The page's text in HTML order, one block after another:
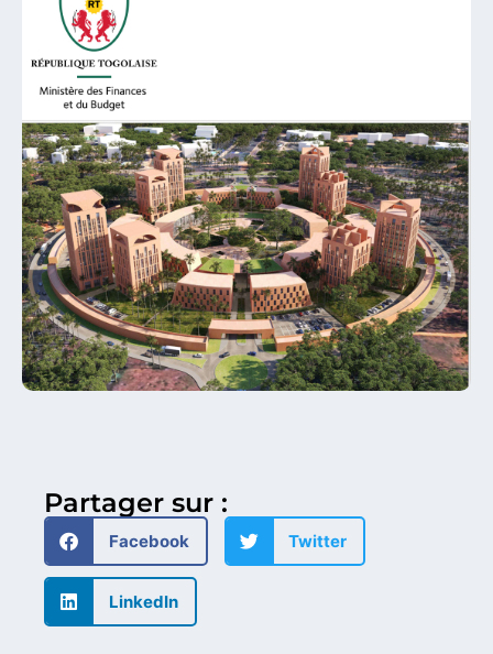
Partager sur :
Facebook Twitter
LinkedIn